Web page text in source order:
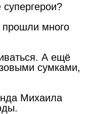
много
А ещё
сумками,
Михаила